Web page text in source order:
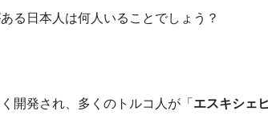
コのビザ４種類の特徴・申請方
トルコ・イスタ
トルコのリアルな就職事情。
る日本人は何人いることでしょう？
開発され、多くのトルコ人が「 エスキシェ